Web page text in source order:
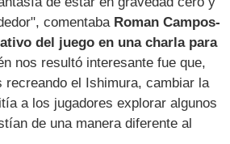
comentaba Roman Campos-
del juego en una charla para
nos resultó interesante fue que,
recreando el Ishimura, cambiar la
a los jugadores explorar algunos
de una manera diferente al